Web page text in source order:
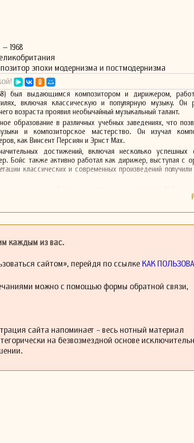
– 1968
эпохи модернизма и постмодернизма
был выдающимся композитором и дирижером,
включая классическую и популярную музыку. Он
возраста проявил необычайный музыкальный талант.
образование в различных учебных заведениях, что
и композиторское мастерство. Он изучал
как Винсент Персиян и Эрнст Мах.
достижений, включая несколько успешных
Бойс также активно работал как дирижер, выступая с
классических и современных произведений получили
премию Грэмми за лучшее классическое исполнение.
жанрам, создавая музыку для музыкальных шоу и
XX века.
молодым музыкантам. Он скончался в 1968 году, и его
каждым из вас.
сайтом», перейдя по ссылке КАК
можно с помощью формы обратной связи,
сайта напоминает - весь нотный материал
на безвозмездной основе